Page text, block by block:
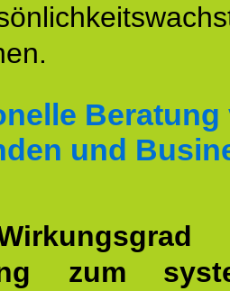
Beratung
und
zum